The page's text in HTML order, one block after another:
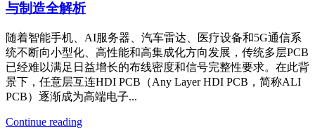
与制造全解析
随着智能手机、AI服务器、汽车雷达、医疗设备和5G通信系
统不断向小型化、高性能和高集成化方向发展，传统多层PCB
已经难以满足日益增长的布线密度和信号完整性要求。在此背
景下，任意层互连HDI PCB（Any Layer HDI PCB，简称ALI
PCB）逐渐成为高端电子...
Continue reading